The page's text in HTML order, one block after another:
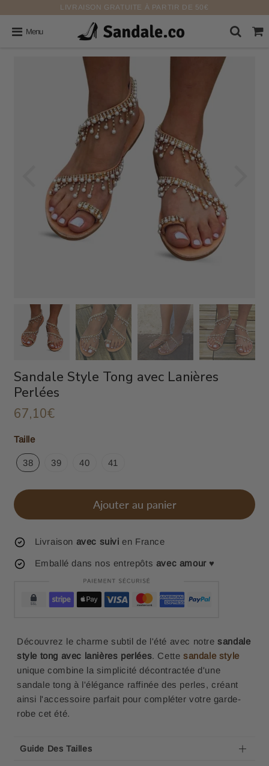
LIVRAISON GRATUITE À PARTIR DE 50€
Menu
Sandale Style Tong avec Lanières
Perlées
67,10€
price
Taille
38 39 40 41
Ajouter au panier
Livraison avec suivi en France
Emballé dans nos entrepôts avec amour ♥
Découvrez le charme subtil de l'été avec notresandale
style tong avec lanières perlées. Cettesandale style
unique combine la simplicité décontractée d'une
sandale tong à l'élégance raffinée des perles, créant
ainsi l'accessoire parfait pour compléter votre garde-
robe cet été.
Guide Des Tailles